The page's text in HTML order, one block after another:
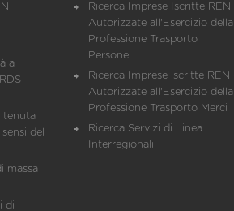
a
del
massa
di
Ricerca Imprese Iscritte REN
Autorizzate all'Esercizio della
Professione Trasporto
Persone
Ricerca Imprese iscritte REN
Autorizzate all'Esercizio della
Professione Trasporto Merci
Ricerca Servizi di Linea
Interregionali